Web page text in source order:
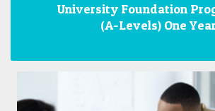
University Foundation
(A-Levels) One Year